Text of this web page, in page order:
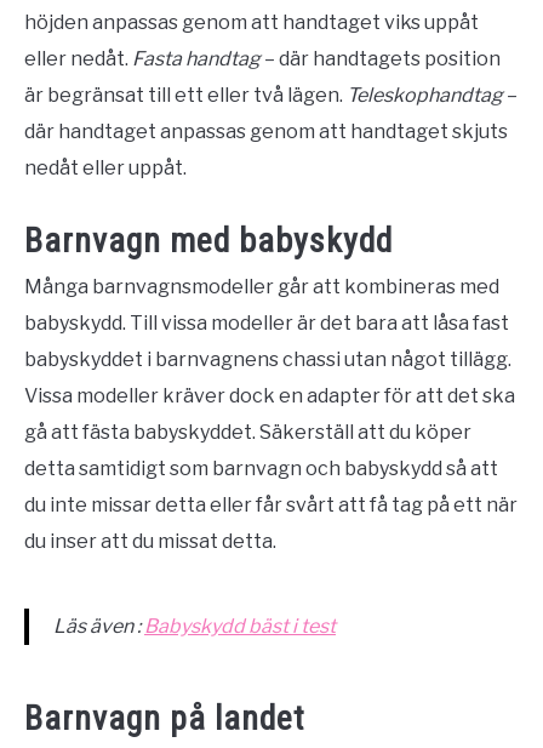
höjden anpassas genom att handtaget viks uppåt
eller nedåt. Fasta handtag– där handtagets position
är begränsat till ett eller två lägen. Teleskophandtag–
där handtaget anpassas genom att handtaget skjuts
nedåt eller uppåt.
Barnvagn med babyskydd
Många barnvagnsmodeller går att kombineras med
babyskydd. Till vissa modeller är det bara att låsa fast
babyskyddet i barnvagnens chassi utan något tillägg.
Vissa modeller kräver dock en adapter för att det ska
gå att fästa babyskyddet. Säkerställ att du köper
detta samtidigt som barnvagn och babyskydd så att
du inte missar detta eller får svårt att få tag på ett när
du inser att du missat detta.
Läs även :Babyskydd bäst i test
Barnvagn på landet